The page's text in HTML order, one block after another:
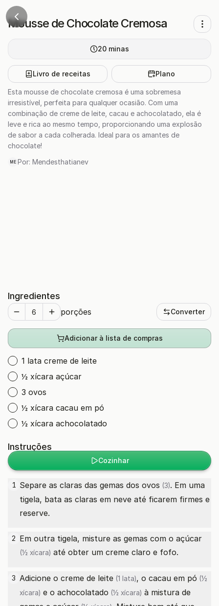
Mousse de Chocolate Cremosa
20 minas
Livro de receitas Plano
Esta mousse de chocolate cremosa é uma sobremesa
irresistível, perfeita para qualquer ocasião. Com uma
combinação de creme de leite, cacau e achocolatado, ela é
leve e rica ao mesmo tempo, proporcionando uma explosão
de sabor a cada colherada. Ideal para os amantes de
chocolate!
ME Por: Mendesthatianev
Ingredientes
porções Converter
Adicionar à lista de compras
1 lata creme de leite
½ xícara açúcar
3 ovos
½ xícara cacau em pó
½ xícara achocolatado
Instruções
Cozinhar
1 Separe as claras das gemas dos ovos (3). Em uma
tigela, bata as claras em neve até ficarem firmes e
reserve.
2 Em outra tigela, misture as gemas com o açúcar
(½ xícara) até obter um creme claro e fofo.
3 Adicione o creme de leite (1 lata), o cacau em pó (½
xícara) e o achocolatado (½ xícara) à mistura de